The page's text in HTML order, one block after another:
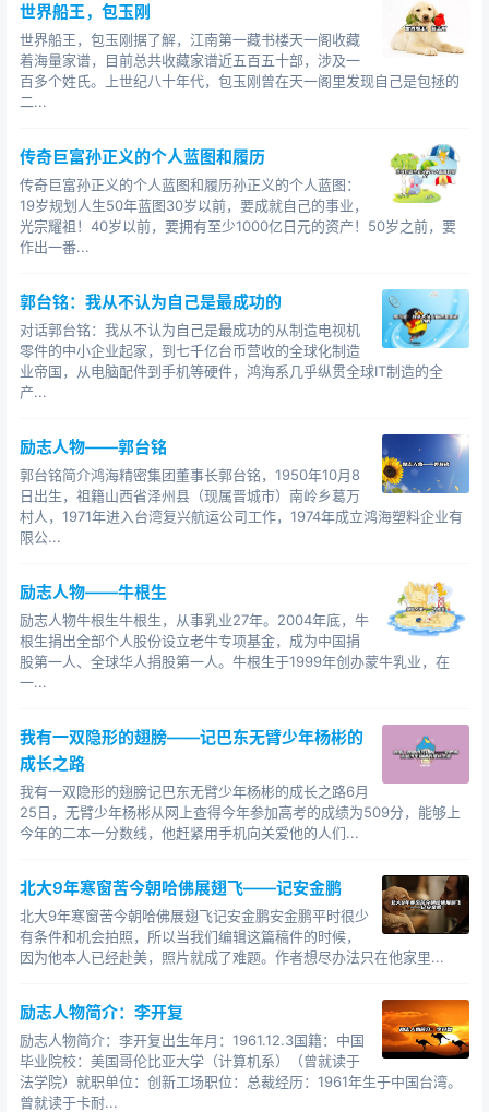
世界船王，包玉刚
世界船王，包玉刚据了解，江南第一藏书楼天一阁收藏
着海量家谱，目前总共收藏家谱近五百五十部，涉及一
百多个姓氏。上世纪八十年代，包玉刚曾在天一阁里发现自己是包拯的
二...
传奇巨富孙正义的个人蓝图和履历
传奇巨富孙正义的个人蓝图和履历孙正义的个人蓝图：
19岁规划人生50年蓝图30岁以前，要成就自己的事业，
光宗耀祖！40岁以前，要拥有至少1000亿日元的资产！50岁之前，要
作出一番...
郭台铭：我从不认为自己是最成功的
对话郭台铭：我从不认为自己是最成功的从制造电视机
零件的中小企业起家，到七千亿台币营收的全球化制造
业帝国，从电脑配件到手机等硬件，鸿海系几乎纵贯全球IT制造的全
产...
励志人物——郭台铭
郭台铭简介鸿海精密集团董事长郭台铭，1950年10月8
日出生，祖籍山西省泽州县（现属晋城市）南岭乡葛万
村人，1971年进入台湾复兴航运公司工作，1974年成立鸿海塑料企业有
限公...
励志人物——牛根生
励志人物牛根生牛根生，从事乳业27年。2004年底，牛
根生捐出全部个人股份设立老牛专项基金，成为中国捐
股第一人、全球华人捐股第一人。牛根生于1999年创办蒙牛乳业，在
一...
我有一双隐形的翅膀——记巴东无臂少年杨彬的
成长之路
我有一双隐形的翅膀记巴东无臂少年杨彬的成长之路6月
25日，无臂少年杨彬从网上查得今年参加高考的成绩为509分，能够上
今年的二本一分数线，他赶紧用手机向关爱他的人们...
北大9年寒窗苦今朝哈佛展翅飞——记安金鹏
北大9年寒窗苦今朝哈佛展翅飞记安金鹏安金鹏平时很少
有条件和机会拍照，所以当我们编辑这篇稿件的时候，
因为他本人已经赴美，照片就成了难题。作者想尽办法只在他家里...
励志人物简介：李开复
励志人物简介：李开复出生年月：1961.12.3国籍：中国
毕业院校：美国哥伦比亚大学（计算机系）（曾就读于
法学院）就职单位：创新工场职位：总裁经历：1961年生于中国台湾。
曾就读于卡耐...